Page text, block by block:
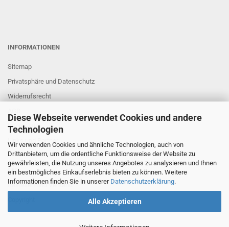
Diese Webseite verwendet Cookies und andere
Technologien
Wir verwenden Cookies und ähnliche Technologien, auch von
Drittanbietern, um die ordentliche Funktionsweise der Website zu
gewährleisten, die Nutzung unseres Angebotes zu analysieren und Ihnen
ein bestmögliches Einkaufserlebnis bieten zu können. Weitere
Informationen finden Sie in unserer Datenschutzerklärung.
Alle Akzeptieren
INFORMATIONEN
Sitemap
Privatsphäre und Datenschutz
Widerrufsrecht
Impressum
Links und Partner
FAQ
Bestellen und Versand